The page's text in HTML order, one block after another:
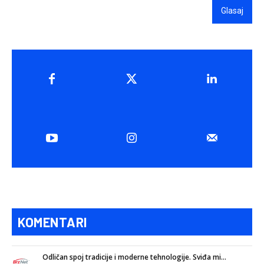
Glasaj
KOMENTARI
Odličan spoj tradicije i moderne tehnologije. Sviđa mi...